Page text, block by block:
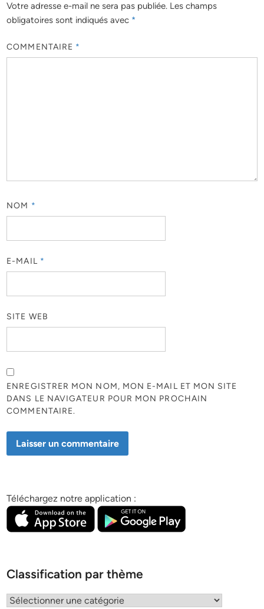
Votre adresse e-mail ne sera pas publiée. Les champs
obligatoires sont indiqués avec *
COMMENTAIRE *
NOM *
E-MAIL *
SITE WEB
ENREGISTRER MON NOM, MON E-MAIL ET MON SITE
DANS LE NAVIGATEUR POUR MON PROCHAIN
COMMENTAIRE.
Téléchargez notre application :
Classification par thème
Classification